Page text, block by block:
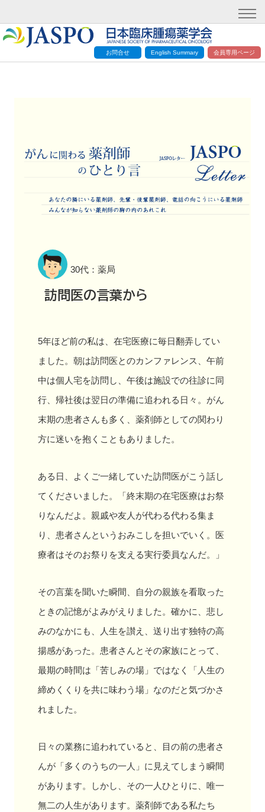
お問合せ English Summary 会員専用ページ
30代：薬局
訪問医の言葉から
5年ほど前の私は、在宅医療に毎日翻弄してい
ました。朝は訪問医とのカンファレンス、午前
中は個人宅を訪問し、午後は施設での往診に同
行、帰社後は翌日の準備に追われる日々。がん
末期の患者さんも多く、薬剤師としての関わり
方に迷いを抱くこともありました。
ある日、よくご一緒していた訪問医がこう話し
てくださいました。「終末期の在宅医療はお祭
りなんだよ。親戚や友人が代わる代わる集ま
り、患者さんというおみこしを担いでいく。医
療者はそのお祭りを支える実行委員なんだ。」
その言葉を聞いた瞬間、自分の親族を看取った
ときの記憶がよみがえりました。確かに、悲し
みのなかにも、人生を讃え、送り出す独特の高
揚感があった。患者さんとその家族にとって、
最期の時間は「苦しみの場」ではなく「人生の
締めくくりを共に味わう場」なのだと気づかさ
れました。
日々の業務に追われていると、目の前の患者さ
んが「多くのうちの一人」に見えてしまう瞬間
があります。しかし、その一人ひとりに、唯一
無二の人生があります。薬剤師である私たち